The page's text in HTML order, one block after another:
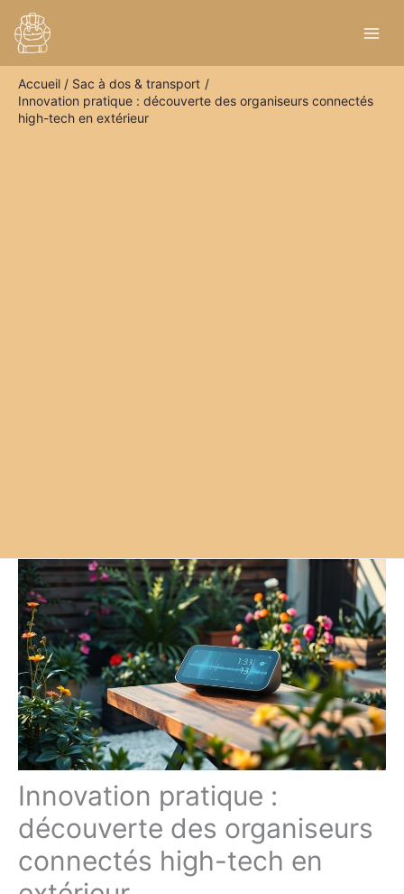
contenu
Accueil
Sac à dos & transport
Innovation pratique : découverte des organiseurs connectés
high-tech en extérieur
Innovation pratique :
découverte des organiseurs
connectés high-tech en
e
h
e